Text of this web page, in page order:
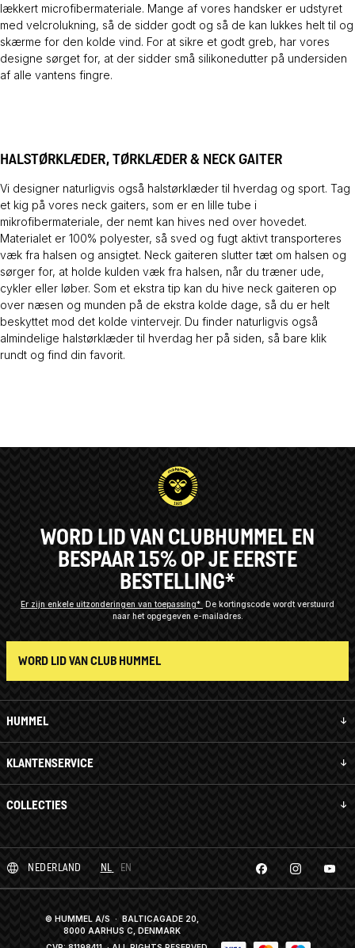
lækkert microfibermateriale. Mange af vores handsker er udstyret
med velcrolukning, så de sidder godt og så de kan lukkes helt til og
skærme for den kolde vind. For at sikre et godt greb, har vores
designe sørget for, at der sidder små silikonedutter på undersiden
af alle vantens fingre.
HALSTØRKLÆDER, TØRKLÆDER & NECK GAITER
Vi designer naturligvis også halstørklæder til hverdag og sport. Tag
et kig på vores neck gaiters, som er en lille tube i
mikrofibermateriale, der nemt kan hives ned over hovedet.
Materialet er 100% polyester, så sved og fugt aktivt transporteres
væk fra halsen og ansigtet. Neck gaiteren slutter tæt om halsen og
sørger for, at holde kulden væk fra halsen, når du træner ude,
cykler eller løber. Som et ekstra tip kan du hive neck gaiteren op
over næsen og munden på de ekstra kolde dage, så du er helt
beskyttet mod det kolde vintervejr. Du finder naturligvis også
almindelige halstørklæder til hverdag her på siden, så bare klik
rundt og find din favorit.
HUMMEL
KLANTENSERVICE
COLLECTIES
WORD LID VAN CLUBHUMMEL EN
BESPAAR 15% OP JE EERSTE
BESTELLING*
Er zijn enkele uitzonderingen van toepassing* De kortingscode wordt verstuurd
naar het opgegeven e-mailadres.
WORD LID VAN CLUB HUMMEL
NEDERLAND NL EN
© HUMMEL A/S · BALTICAGADE 20,
8000 AARHUS C, DENMARK